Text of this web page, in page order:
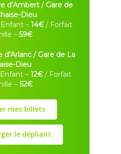
d’Ambert / Gare de
Dieu
– 14€/ Forfait
– 59€
d’Arlanc / Gare de La
Dieu
– 12€ / Forfait
– 52€
mes billets
le dépliant